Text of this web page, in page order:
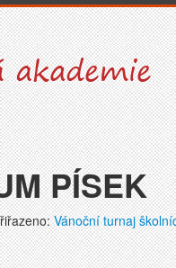
PÍSEK
Vánoční turnaj